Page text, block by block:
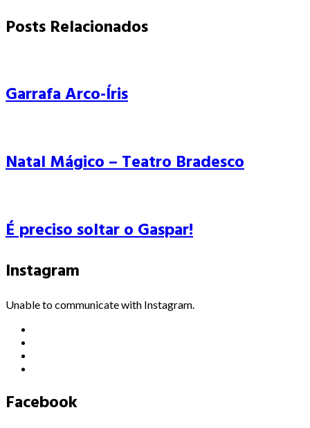
Posts Relacionados
Garrafa Arco-Íris
Natal Mágico – Teatro Bradesco
É preciso soltar o Gaspar!
Instagram
Unable to communicate with Instagram.
Facebook